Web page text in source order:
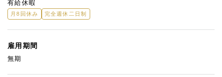
＜こんな方を求めています＞
★未経験OK！ トルコ菓子に興味があれば大歓迎です。
トルコと日本のお菓子文化の“架け橋”になってください。
有給休暇
月8回休み 完全週休二日制
雇用期間
無期